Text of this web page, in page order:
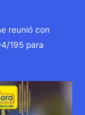
reunió con
195 para